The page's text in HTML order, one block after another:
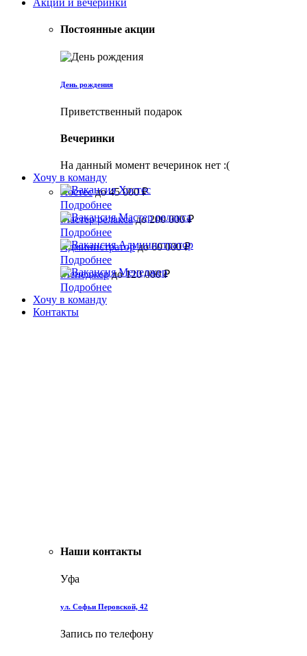
Акции и вечеринки
Постоянные акции
День рождения
Приветственный подарок
Вечеринки
На данный момент вечеринок нет :(
Хочу в команду
Хостес до 45 000 ₽
Подробнее
Мастер релакса до 200 000 ₽
Подробнее
Администратор до 60 000 ₽
Подробнее
Менеджер до 120 000 ₽
Подробнее
Хочу в команду
Контакты
Наши контакты
Уфа
ул. Софьи Перовской, 42
Запись по телефону